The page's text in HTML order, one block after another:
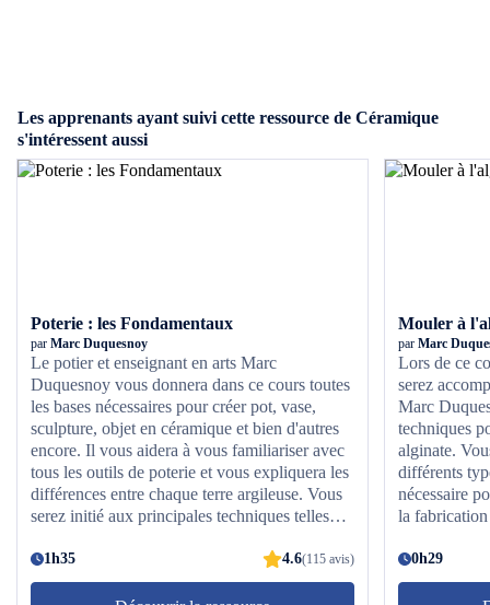
Les apprenants ayant suivi cette ressource de Céramique
s'intéressent aussi
Poterie : les Fondamentaux
par Marc Duquesnoy
Le potier et enseignant en arts Marc
Duquesnoy vous donnera dans ce cours toutes
les bases nécessaires pour créer pot, vase,
sculpture, objet en céramique et bien d'autres
encore. Il vous aidera à vous familiariser avec
tous les outils de poterie et vous expliquera les
différences entre chaque terre argileuse. Vous
serez initié aux principales techniques telles
l'estampage ou encore la coulée et le tournage.
Ainsi, vous apprendrez l'ensemble du
1h35 4.6(115 avis)
Mouler à
par Marc
Lors de ce
serez
Marc
techniques
alginate.
différents
nécessaire
la
le moule et
dans ce
0h29